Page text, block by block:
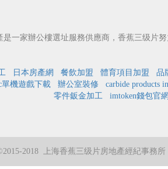
一家辦公樓選址服務供應商，香蕉三级片
日本房產網 餐飲加盟 體育項目加盟
品
單機遊戲下載 辦公室裝修
carbide products
零件鈑金加工
imtoken錢包官
2018 上海香蕉三级片房地產經紀事務